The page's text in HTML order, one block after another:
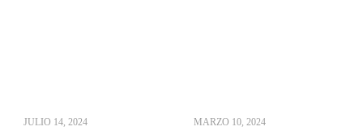
JULIO 14, 2024 MARZO 10, 2024